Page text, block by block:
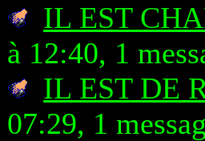
IL EST
à 12:40, 1
IL EST DE
07:29, 1